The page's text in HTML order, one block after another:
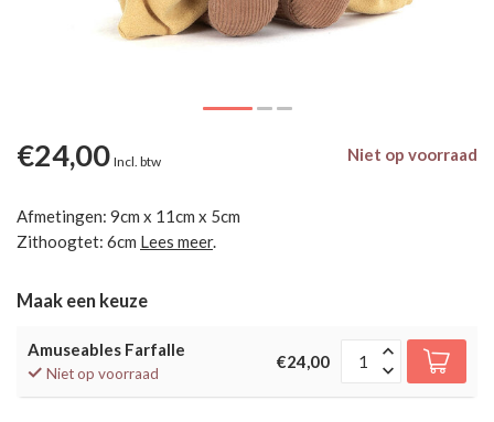
€24,00 Incl. btw Niet op voorraad
Afmetingen: 9cm x 11cm x 5cm
Zithoogtet: 6cm Lees meer.
Maak een keuze
Amuseables Farfalle
Niet op voorraad
€24,00